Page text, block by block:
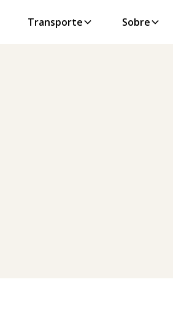
Transporte Sobre